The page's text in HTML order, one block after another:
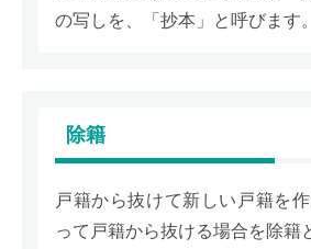
の写しを、「抄本」と呼びます。
除籍
戸籍から抜けて新しい戸籍を
って戸籍から抜ける場合を除籍